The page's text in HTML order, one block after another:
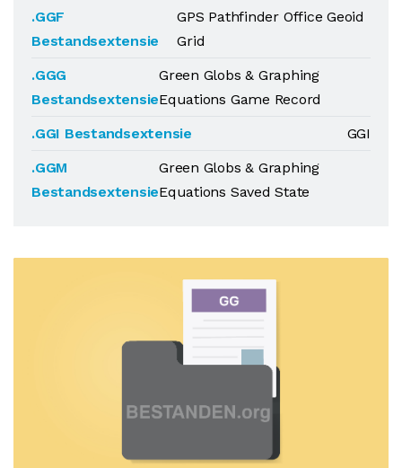
.GGF
Bestandsextensie
GPS Pathfinder Office Geoid
Grid
.GGG
Bestandsextensie
Green Globs & Graphing
Equations Game Record
.GGI Bestandsextensie
GGI
.GGM
Bestandsextensie
Green Globs & Graphing
Equations Saved State